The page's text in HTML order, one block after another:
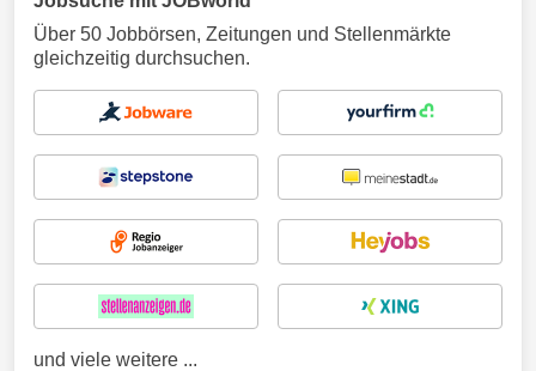
Über 50 Jobbörsen, Zeitungen und Stellenmärkte
gleichzeitig durchsuchen.
und viele weitere ...